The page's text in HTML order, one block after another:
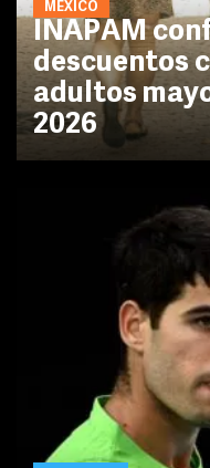
MÉXICO
INAPAM
descuentos
adultos
2026